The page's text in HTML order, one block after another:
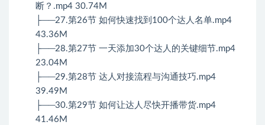
断？.mp4 30.74M
├──27.第26节 如何快速找到100个达人名单.mp4
43.36M
├──28.第27节 一天添加30个达人的关键细节.mp4
23.04M
├──29.第28节 达人对接流程与沟通技巧.mp4
39.49M
├──30.第29节 如何让达人尽快开播带货.mp4
41.46M